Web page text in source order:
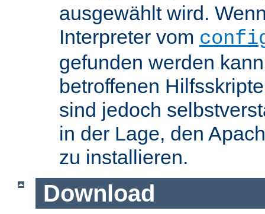
ausgewählt wird.
Interpreter vom
gefunden werden
betroffenen
sind jedoch
in der Lage, den
zu installieren.
Download